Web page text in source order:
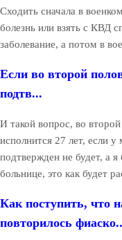
Сходить сначала в
болезнь или взять с КВД
заболевание, а потом в
Если во второй
подтв...
И такой вопрос, во
исполнится 27 лет, если
подтвержден не будет, а я
больнице, это как будет
Как поступить,
повторилось